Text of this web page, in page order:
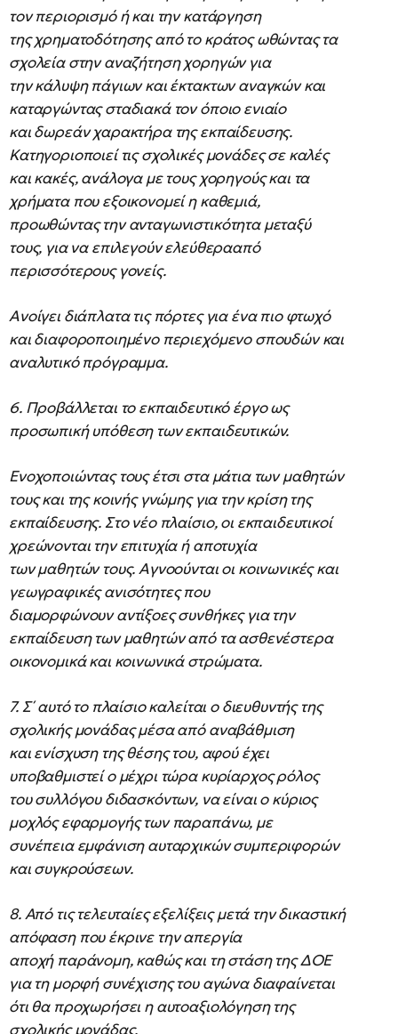
τον περιορισμό ή και την κατάργηση
της χρηματοδότησης από το κράτος ωθώντας τα
σχολεία στην αναζήτηση χορηγών για
την κάλυψη πάγιων και έκτακτων αναγκών και
καταργώντας σταδιακά τον όποιο ενιαίο
και δωρεάν χαρακτήρα της εκπαίδευσης.
Κατηγοριοποιεί τις σχολικές μονάδες σε καλές
και κακές, ανάλογα με τους χορηγούς και τα
χρήματα που εξοικονομεί η καθεμιά,
προωθώντας την ανταγωνιστικότητα μεταξύ
τους, για να επιλεγούν ελεύθερααπό
περισσότερους γονείς.
Ανοίγει διάπλατα τις πόρτες για ένα πιο φτωχό
και διαφοροποιημένο περιεχόμενο σπουδών και
αναλυτικό πρόγραμμα.
6. Προβάλλεται το εκπαιδευτικό έργο ως
προσωπική υπόθεση των εκπαιδευτικών.
Ενοχοποιώντας τους έτσι στα μάτια των μαθητών
τους και της κοινής γνώμης για την κρίση της
εκπαίδευσης. Στο νέο πλαίσιο, οι εκπαιδευτικοί
χρεώνονται την επιτυχία ή αποτυχία
των μαθητών τους. Αγνοούνται οι κοινωνικές και
γεωγραφικές ανισότητες που
διαμορφώνουν αντίξοες συνθήκες για την
εκπαίδευση των μαθητών από τα ασθενέστερα
οικονομικά και κοινωνικά στρώματα.
7. Σ΄ αυτό το πλαίσιο καλείται ο διευθυντής της
σχολικής μονάδας μέσα από αναβάθμιση
και ενίσχυση της θέσης του, αφού έχει
υποβαθμιστεί ο μέχρι τώρα κυρίαρχος ρόλος
του συλλόγου διδασκόντων, να είναι ο κύριος
μοχλός εφαρμογής των παραπάνω, με
συνέπεια εμφάνιση αυταρχικών συμπεριφορών
και συγκρούσεων.
8. Από τις τελευταίες εξελίξεις μετά την δικαστική
απόφαση που έκρινε την απεργία
αποχή παράνομη, καθώς και τη στάση της ΔΟΕ
για τη μορφή συνέχισης του αγώνα διαφαίνεται
ότι θα προχωρήσει η αυτοαξιολόγηση της
σχολικής μονάδας.